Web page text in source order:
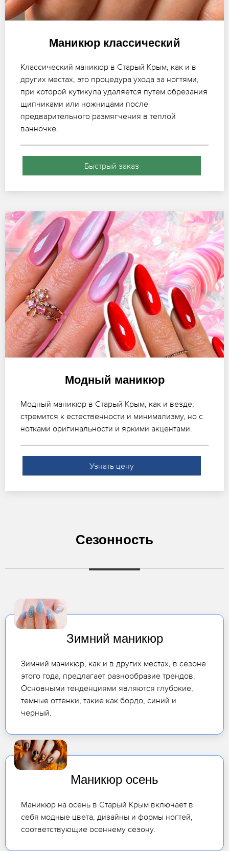
Маникюр классический
Классический маникюр в Старый Крым, как и в
других местах, это процедура ухода за ногтями,
при которой кутикула удаляется путем обрезания
щипчиками или ножницами после
предварительного размягчения в теплой
ванночке.
Быстрый заказ
Модный маникюр
Модный маникюр в Старый Крым, как и везде,
стремится к естественности и минимализму, но с
нотками оригинальности и яркими акцентами.
Узнать цену
Сезонность
Зимний маникюр
Зимний маникюр, как и в других местах, в сезоне
этого года, предлагает разнообразие трендов.
Основными тенденциями являются глубокие,
темные оттенки, такие как бордо, синий и
черный.
Маникюр осень
Маникюр на осень в Старый Крым включает в
себя модные цвета, дизайны и формы ногтей,
соответствующие осеннему сезону.